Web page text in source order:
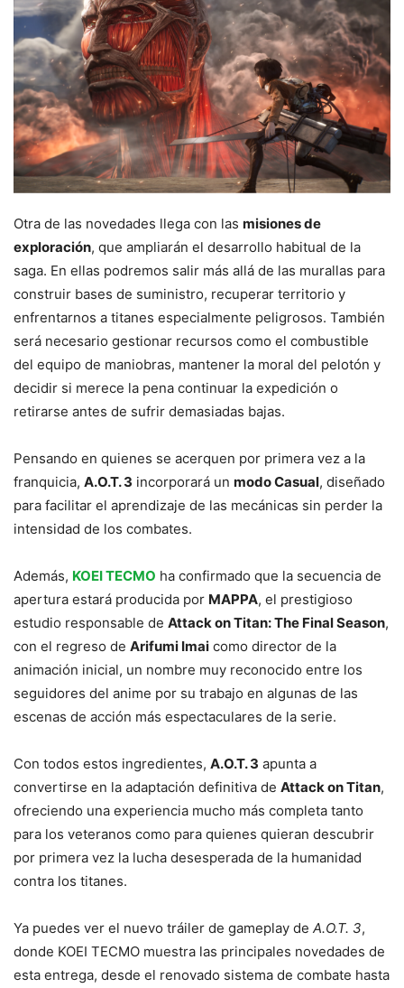
Otra de las novedades llega con las misiones de
exploración, que ampliarán el desarrollo habitual de la
saga. En ellas podremos salir más allá de las murallas para
construir bases de suministro, recuperar territorio y
enfrentarnos a titanes especialmente peligrosos. También
será necesario gestionar recursos como el combustible
del equipo de maniobras, mantener la moral del pelotón y
decidir si merece la pena continuar la expedición o
retirarse antes de sufrir demasiadas bajas.
Pensando en quienes se acerquen por primera vez a la
franquicia, A.O.T. 3 incorporará un modo Casual, diseñado
para facilitar el aprendizaje de las mecánicas sin perder la
intensidad de los combates.
Además, KOEI TECMO ha confirmado que la secuencia de
apertura estará producida por MAPPA, el prestigioso
estudio responsable de Attack on Titan: The Final Season,
con el regreso de Arifumi Imai como director de la
animación inicial, un nombre muy reconocido entre los
seguidores del anime por su trabajo en algunas de las
escenas de acción más espectaculares de la serie.
Con todos estos ingredientes, A.O.T. 3 apunta a
convertirse en la adaptación definitiva de Attack on Titan,
ofreciendo una experiencia mucho más completa tanto
para los veteranos como para quienes quieran descubrir
por primera vez la lucha desesperada de la humanidad
contra los titanes.
Ya puedes ver el nuevo tráiler de gameplay de A.O.T. 3,
donde KOEI TECMO muestra las principales novedades de
esta entrega, desde el renovado sistema de combate hasta